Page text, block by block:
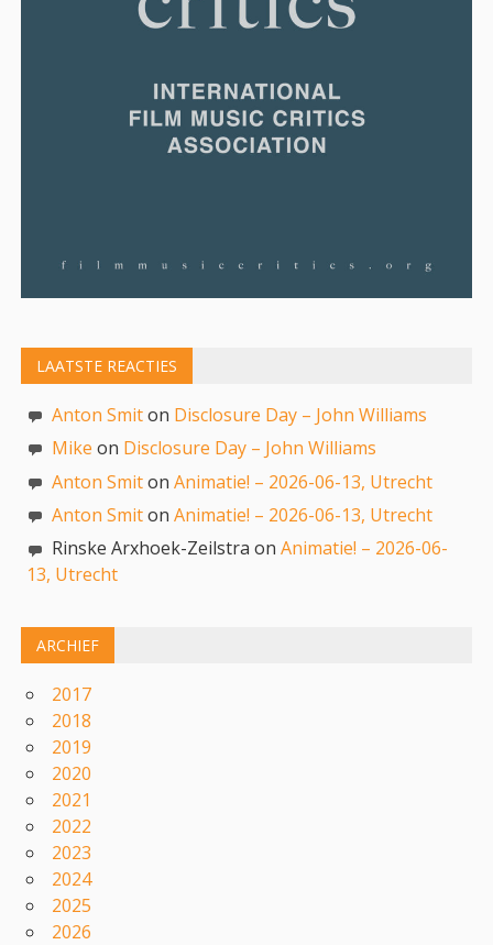
LAATSTE REACTIES
Anton Smiton Disclosure Day – John Williams
Mike on Disclosure Day – John Williams
Anton SmitonAnimatie! – 2026-06-13, Utrecht
Anton SmitonAnimatie! – 2026-06-13, Utrecht
Rinske Arxhoek-Zeilstra onAnimatie! – 2026-06-
13, Utrecht
ARCHIEF
2017
2018
2019
2020
2021
2022
2023
2024
2025
2026